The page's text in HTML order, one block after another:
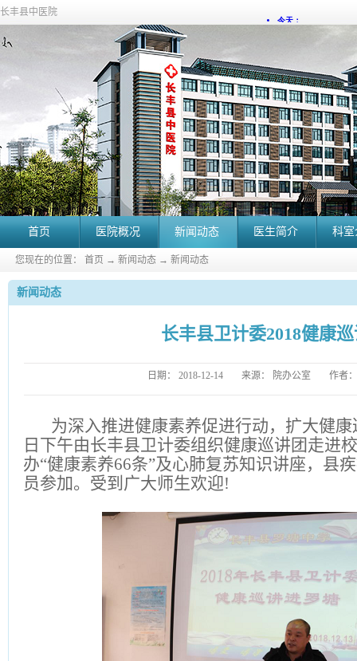
长丰县中医院
首页 医院概况 新闻动态 医生简介 科
您现在的位置： 首页 → 新闻动态 → 新闻动态
新闻动态
长丰县卫计委2018健康
日期： 2018-12-14 来源： 院办公室 作者：
为深入推进健康素养促进行动，扩大健康
日下午由长丰县卫计委组织健康巡讲团走进
办“健康素养66条”及心肺复苏知识讲座，县
员参加。受到广大师生欢迎!